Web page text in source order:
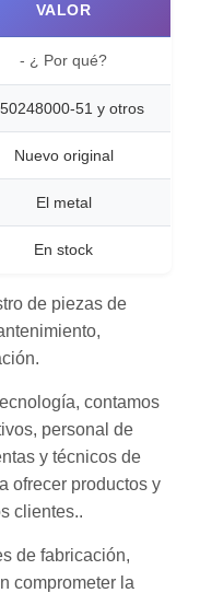
VALOR
- ¿ Por qué?
51 y otros
Nuevo original
El metal
En stock
de piezas de
contamos
personal de
y técnicos de
ofrecer productos y
clientes..
de fabricación,
comprometer la